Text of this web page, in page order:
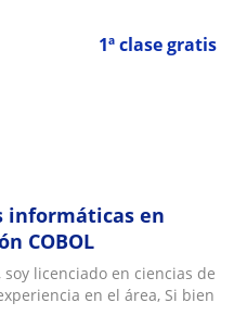
1ª clase gratis
informáticas en
COBOL
licenciado en ciencias de
en el área, Si bien